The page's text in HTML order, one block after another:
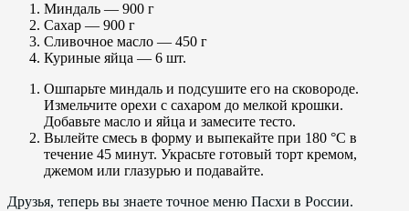
Миндаль — 900 г
Сахар — 900 г
Сливочное масло — 450 г
Куриные яйца — 6 шт.
Ошпарьте миндаль и подсушите его на сковороде.
Измельчите орехи с сахаром до мелкой крошки.
Добавьте масло и яйца и замесите тесто.
Вылейте смесь в форму и выпекайте при 180 °C в
течение 45 минут. Украсьте готовый торт кремом,
джемом или глазурью и подавайте.
Друзья, теперь вы знаете точное меню Пасхи в России.